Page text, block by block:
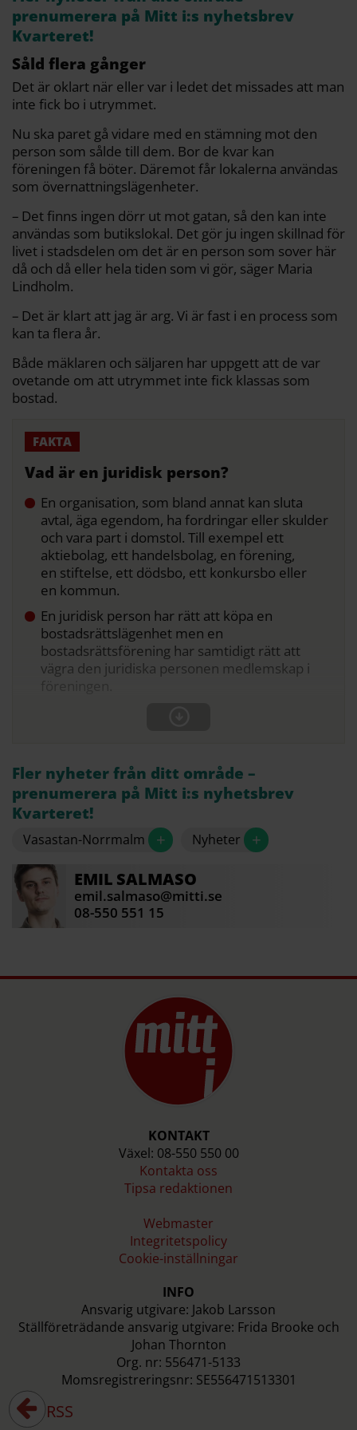
prenumerera på Mitt i:s nyhetsbrev
Kvarteret!
Såld flera gånger
Det är oklart när eller var i ledet det missades att man
inte fick bo i utrymmet.
Nu ska paret gå vidare med en stämning mot den
person som sålde till dem. Bor de kvar kan
föreningen få böter. Däremot får lokalerna användas
som övernattningslägenheter.
– Det finns ingen dörr ut mot gatan, så den kan inte
användas som butikslokal. Det gör ju ingen skillnad för
livet i stadsdelen om det är en person som sover här
då och då eller hela tiden som vi gör, säger Maria
Lindholm.
– Det är klart att jag är arg. Vi är fast i en process som
kan ta flera år.
Både mäklaren och säljaren har uppgett att de var
ovetande om att utrymmet inte fick klassas som
bostad.
Vad är en juridisk person?
En organisation, som bland annat kan sluta
avtal, äga egendom, ha fordringar eller skulder
och vara part i domstol. Till exempel ett
aktiebolag, ett handelsbolag, en förening,
en stiftelse, ett dödsbo, ett konkursbo eller
en kommun.
En juridisk person har rätt att köpa en
bostadsrättslägenhet men en
bostadsrättsförening har samtidigt rätt att
vägra den juridiska personen medlemskap i
föreningen.
Fler nyheter från ditt område –
prenumerera på Mitt i:s nyhetsbrev
Kvarteret!
Vasastan-Norrmalm + Nyheter +
EMIL SALMASO
emil.salmaso@mitti.se
08-550 551 15
KONTAKT
Växel: 08-550 550 00
Kontakta oss
Tipsa redaktionen
Webmaster
Integritetspolicy
Cookie-inställningar
INFO
Ansvarig utgivare: Jakob Larsson
Ställföreträdande ansvarig utgivare: Frida Brooke och
Johan Thornton
Org. nr: 556471-5133
Momsregistreringsnr: SE556471513301
RSS